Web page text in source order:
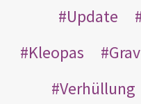
Update
Kleopas
Grav
Verhüllung